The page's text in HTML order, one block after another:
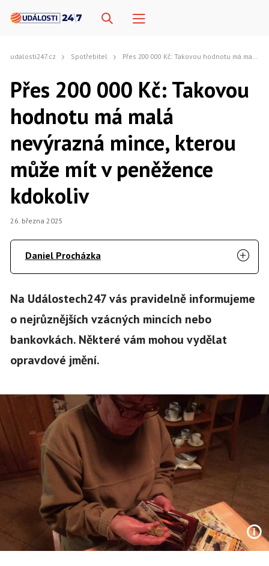
udalosti247.cz Spotřebitel Přes 200 000 Kč: Takovou hodnotu má malá nevýrazná mince, kterou může mít v peněžence kdokoliv
Přes 200 000 Kč: Takovou
hodnotu má malá
nevýrazná mince, kterou
může mít v peněžence
kdokoliv
26. března 2025
Daniel Procházka
Na Událostech247 vás pravidelně informujeme
o nejrůznějších vzácných mincích nebo
bankovkách. Některé vám mohou vydělat
opravdové jmění.